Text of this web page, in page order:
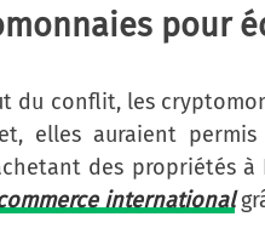
pour
du conflit, les
elles auraient
des propriétés à
international